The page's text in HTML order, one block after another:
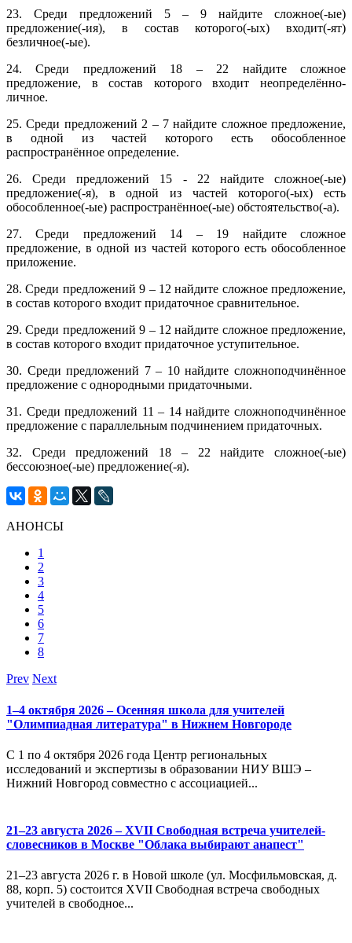
23. Среди предложений 5 – 9 найдите сложное(-ые)
предложение(-ия), в состав которого(-ых) входит(-ят)
безличное(-ые).
24. Среди предложений 18 – 22 найдите сложное
предложение, в состав которого входит неопределённо-
личное.
25. Среди предложений 2 – 7 найдите сложное предложение,
в одной из частей которого есть обособленное
распространённое определение.
26. Среди предложений 15 - 22 найдите сложное(-ые)
предложение(-я), в одной из частей которого(-ых) есть
обособленное(-ые) распространённое(-ые) обстоятельство(-а).
27. Среди предложений 14 – 19 найдите сложное
предложение, в одной из частей которого есть обособленное
приложение.
28. Среди предложений 9 – 12 найдите сложное предложение,
в состав которого входит придаточное сравнительное.
29. Среди предложений 9 – 12 найдите сложное предложение,
в состав которого входит придаточное уступительное.
30. Среди предложений 7 – 10 найдите сложноподчинённое
предложение с однородными придаточными.
31. Среди предложений 11 – 14 найдите сложноподчинённое
предложение с параллельным подчинением придаточных.
32. Среди предложений 18 – 22 найдите сложное(-ые)
бессоюзное(-ые) предложение(-я).
АНОНСЫ
1
2
3
4
5
6
7
8
Prev Next
1–4 октября 2026 – Осенняя школа для учителей
"Олимпиадная литература" в Нижнем Новгороде
С 1 по 4 октября 2026 года Центр региональных
исследований и экспертизы в образовании НИУ ВШЭ –
Нижний Новгород совместно с ассоциацией...
21–23 августа 2026 – XVII Свободная встреча учителей-
словесников в Москве "Облака выбирают анапест"
21–23 августа 2026 г. в Новой школе (ул. Мосфильмовская, д.
88, корп. 5) состоится XVII Свободная встреча свободных
учителей в свободное...